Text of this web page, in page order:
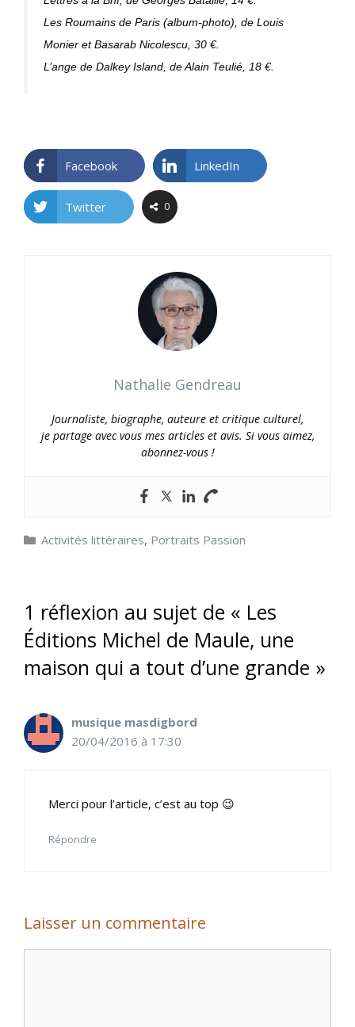
Les Roumains de Paris (album-photo), de Louis
Monier et Basarab Nicolescu, 30 €.
L’ange de Dalkey Island, de Alain Teulié , 18 €.
Facebook LinkedIn
Twitter 0
Nathalie Gendreau
Journaliste, biographe, auteure et critique culturel,
je partage avec vous mes articles et avis. Si vous aimez,
abonnez-vous !
Catégories
Activités littéraires, Portraits Passion
1 réflexion au sujet de « Les
Éditions Michel de Maule, une
maison qui a tout d’une grande »
musique masdigbord
20/04/2016 à 17:30
Merci pour l’article, c’est au top 😉
Répondre
Laisser un commentaire